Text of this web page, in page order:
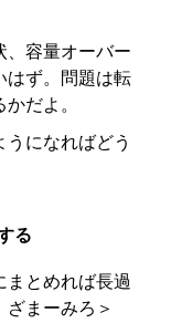
、容量オーバー
はず。問題は転
だよ。
になればどう
る
まとめれば長過
まーみろ＞